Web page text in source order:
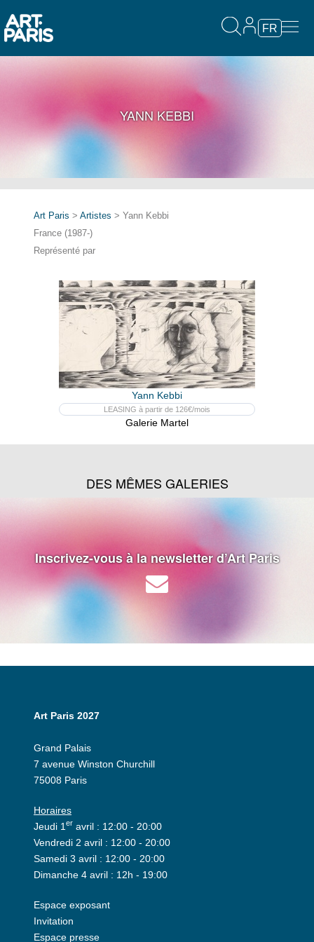
FR
YANN KEBBI
Art Paris > Artistes > Yann Kebbi
France (1987-)
Représenté par
Yann Kebbi
LEASING à partir de 126€/mois
Galerie Martel
DES MÊMES GALERIES
Inscrivez-vous à la newsletter d’Art Paris
Art Paris 2027
Grand Palais
7 avenue Winston Churchill
75008 Paris
Horaires
Jeudi 1 er avril : 12:00 - 20:00
Vendredi 2 avril : 12:00 - 20:00
Samedi 3 avril : 12:00 - 20:00
Dimanche 4 avril : 12h - 19:00
Espace exposant
Invitation
Espace presse